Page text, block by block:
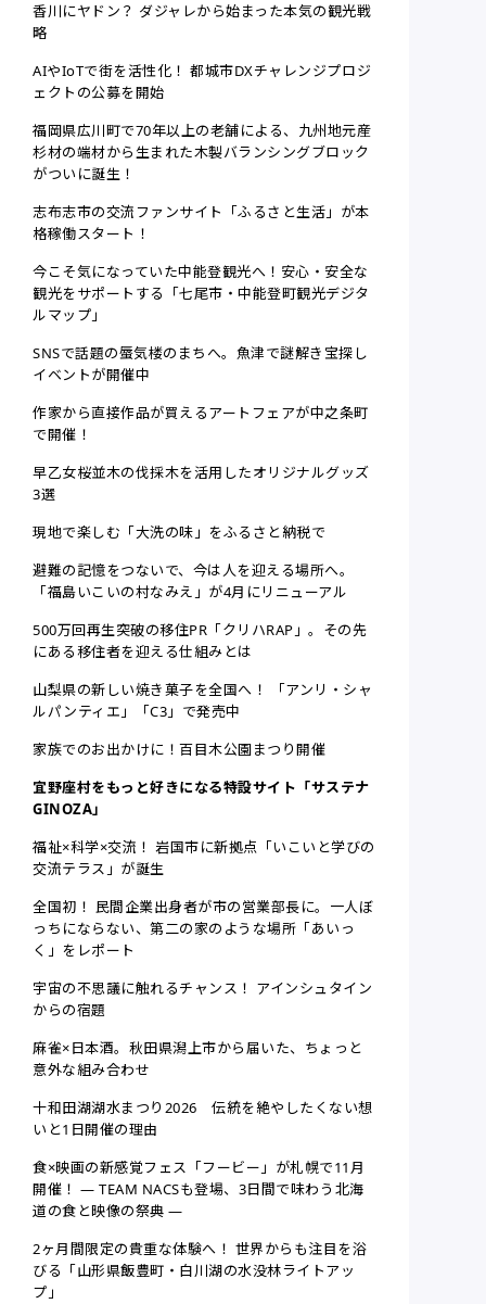
香川にヤドン？ ダジャレから始まった本気の観光戦
略
AIやIoTで街を活性化！ 都城市DXチャレンジプロジ
ェクトの公募を開始
福岡県広川町で70年以上の老舗による、九州地元産
杉材の端材から生まれた木製バランシングブロック
がついに誕生！
志布志市の交流ファンサイト「ふるさと生活」が本
格稼働スタート！
今こそ気になっていた中能登観光へ！安心・安全な
観光をサポートする「七尾市・中能登町観光デジタ
ルマップ」
SNSで話題の蜃気楼のまちへ。魚津で謎解き宝探し
イベントが開催中
作家から直接作品が買えるアートフェアが中之条町
で開催！
早乙女桜並木の伐採木を活用したオリジナルグッズ
3選
現地で楽しむ「大洗の味」をふるさと納税で
避難の記憶をつないで、今は人を迎える場所へ。
「福島いこいの村なみえ」が4月にリニューアル
500万回再生突破の移住PR「クリハRAP」。その先
にある移住者を迎える仕組みとは
山梨県の新しい焼き菓子を全国へ！ 「アンリ・シャ
ルパンティエ」「C3」で発売中
家族でのお出かけに！百目木公園まつり開催
宜野座村をもっと好きになる特設サイト「サステナ
GINOZA」
福祉×科学×交流！ 岩国市に新拠点「いこいと学びの
交流テラス」が誕生
全国初！ 民間企業出身者が市の営業部長に。一人ぼ
っちにならない、第二の家のような場所「あいっ
く」をレポート
宇宙の不思議に触れるチャンス！ アインシュタイン
からの宿題
麻雀×日本酒。秋田県潟上市から届いた、ちょっと
意外な組み合わせ
十和田湖湖水まつり2026 伝統を絶やしたくない想
いと1日開催の理由
食×映画の新感覚フェス「フービー」が札幌で11月
開催！ ― TEAM NACSも登場、3日間で味わう北海
道の食と映像の祭典 ―
2ヶ月間限定の貴重な体験へ！ 世界からも注目を浴
びる「山形県飯豊町・白川湖の水没林ライトアッ
プ」